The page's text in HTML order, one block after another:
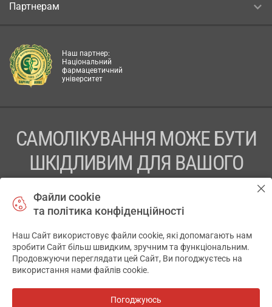
Партнерам
Наш партнер:
Національний
фармацевтичний
університет
САМОЛІКУВАННЯ МОЖЕ БУТИ
ШКІДЛИВИМ ДЛЯ ВАШОГО
ПЕРЕД ЗАСТОСУВАННЯМ ПРЕПАРАТУ ПРОКОНСУЛЬТУЙТЕСЬ
ТОВ «АПТЕКА 911.ЮА» Код ЄДРПОУ 43631965.
Відмова від відповідальності
© 2014-2026. Медична інформаційна система АПТЕКА911.ЮА
Файли cookie
та політика конфіденційності
Наш Сайт використовує файли cookie, які допомагають нам
зробити Сайт більш швидким, зручним та функціональним.
Продовжуючи переглядати цей Сайт, Ви погоджуєтесь на
використання нами файлів cookie.
Погоджуюсь
✕